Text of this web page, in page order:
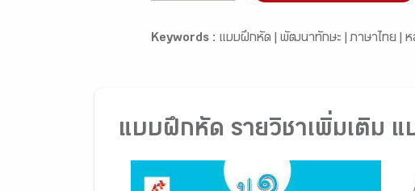
Keywords : แบบฝึกหัด | พัฒนาทักษะ |ภาษาไทย | ห
แบบฝึกหัด รายวิชาเพิ่มเติม